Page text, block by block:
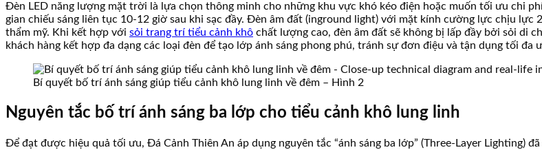
Đèn LED năng lượng mặt trời là lựa chọn thông minh cho những khu vực khó kéo điện hoặc muốn tối ưu chi
gian chiếu sáng liên tục 10-12 giờ sau khi sạc đầy. Đèn âm đất (inground light) với mặt kính cường lực chịu
thẩm mỹ. Khi kết hợp với sỏi trang trí tiểu cảnh khô chất lượng cao, đèn âm đất sẽ không bị lấp đầy bởi sỏi di
khách hàng kết hợp đa dạng các loại đèn để tạo lớp ánh sáng phong phú, tránh sự đơn điệu và tận dụng tối đa
Bí quyết bố trí ánh sáng giúp tiểu cảnh khô lung linh về đêm – Hình 2
Nguyên tắc bố trí ánh sáng ba lớp cho tiểu cảnh khô lung linh
Để đạt được hiệu quả tối ưu, Đá Cảnh Thiên An áp dụng nguyên tắc “ánh sáng ba lớp” (Three-Layer Lighting)